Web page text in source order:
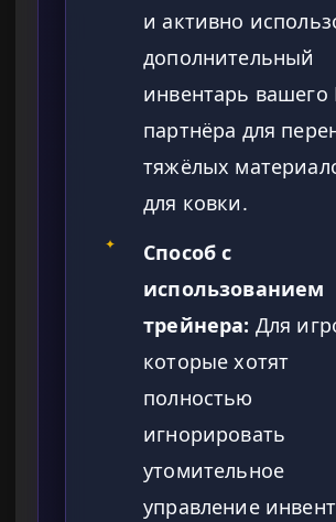
и активно
дополнительный
инвентарь
партнёра для
тяжёлых
для ковки.
✦
Способ с
использованием
трейнера: Для
которые хотят
полностью
игнорировать
утомительное
управление